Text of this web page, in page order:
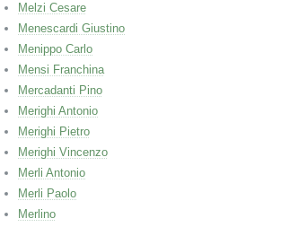
Melzi Cesare
Menescardi Giustino
Menippo Carlo
Mensi Franchina
Mercadanti Pino
Merighi Antonio
Merighi Pietro
Merighi Vincenzo
Merli Antonio
Merli Paolo
Merlino